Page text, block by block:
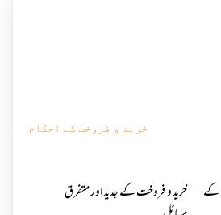
خرید و فروخت کے احکام
کے
خرید و فروخت کے جدید اور متفرق